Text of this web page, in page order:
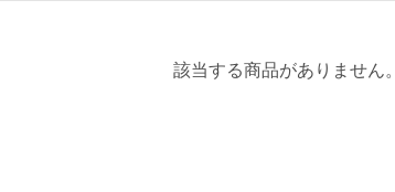
該当する商品がありません。